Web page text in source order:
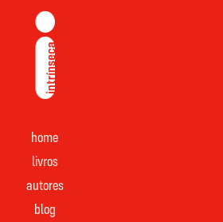
home
livros
autores
blog